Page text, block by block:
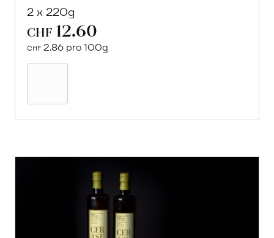
2 x 220g
CHF 12.60
CHF 2.86 pro 100g